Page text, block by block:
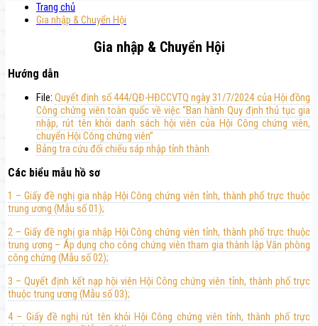
Trang chủ
Gia nhập & Chuyển Hội
Gia nhập & Chuyển Hội
Hướng dẫn
File:Quyết định số 444/QĐ-HĐCCVTQ ngày 31/7/2024 của Hội đồng
Công chứng viên toàn quốc về việc “Ban hành Quy định thủ tục gia
nhập, rút tên khỏi danh sách hội viên của Hội Công chứng viên,
chuyển Hội Công chứng viên”
Bảng tra cứu đối chiếu sáp nhập tỉnh thành
Các biểu mẫu hồ sơ
1 – Giấy đề nghị gia nhập Hội Công chứng viên tỉnh, thành phố trực thuộc
trung ương (Mẫu số 01);
2 – Giấy đề nghị gia nhập Hội Công chứng viên tỉnh, thành phố trực thuộc
trung ương – Áp dụng cho công chứng viên tham gia thành lập Văn phòng
công chứng (Mẫu số 02);
3 – Quyết định kết nạp hội viên Hội Công chứng viên tỉnh, thành phố trực
thuộc trung ương (Mẫu số 03);
4 – Giấy đề nghị rút tên khỏi Hội Công chứng viên tỉnh, thành phố trực